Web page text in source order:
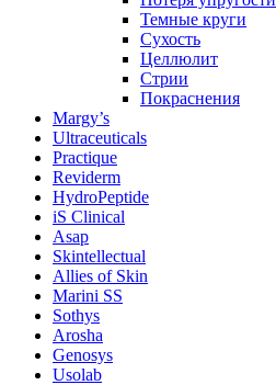
Темные круги
Сухость
Целлюлит
Стрии
Покраснения
Margy’s
Ultraceuticals
Practique
Reviderm
HydroPeptide
iS Clinical
Asap
Skintellectual
Allies of Skin
Marini SS
Sothys
Arosha
Genosys
Usolab